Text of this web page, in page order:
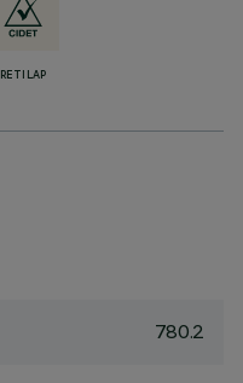
RETILAP
780.2